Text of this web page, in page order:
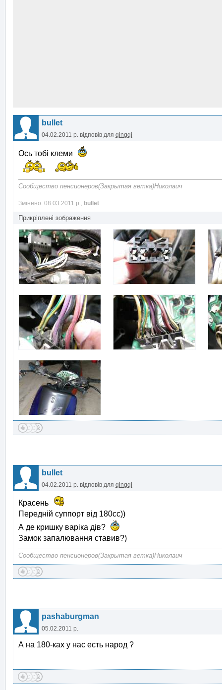
bullet
04.02.2011 р. відповів для qingqi
Ось тобі клеми
Сообщество пенсионеров(Закрытая ветка)Николаич
Змінено: 08.03.2011 р., bullet
Прикріплені зображення
bullet
04.02.2011 р. відповів для qingqi
Красень
Передній суппорт від 180сс))
А де кришку варіка дів?
Замок запалювання ставив?)
Сообщество пенсионеров(Закрытая ветка)Николаич
pashaburgman
05.02.2011 р.
А на 180-ках у нас есть народ ?